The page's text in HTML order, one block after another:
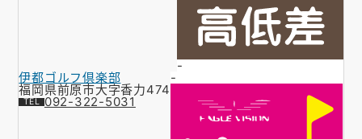
-
伊都ゴルフ倶楽部
福岡県前原市大字香力474
092-322-5031
-